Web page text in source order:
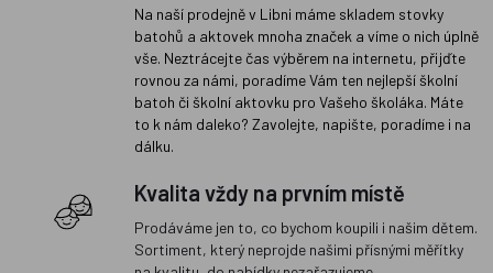
Na naší prodejně v Libni máme skladem stovky
batohů a aktovek mnoha značek a víme o nich úplně
vše. Neztrácejte čas výběrem na internetu, přijďte
rovnou za námi, poradíme Vám ten nejlepší školní
batoh či školní aktovku pro Vašeho školáka. Máte
to k nám daleko? Zavolejte, napište, poradíme i na
dálku.
Kvalita vždy na prvním místě
Prodáváme jen to, co bychom koupili i našim dětem.
Sortiment, který neprojde našimi přísnými měřítky